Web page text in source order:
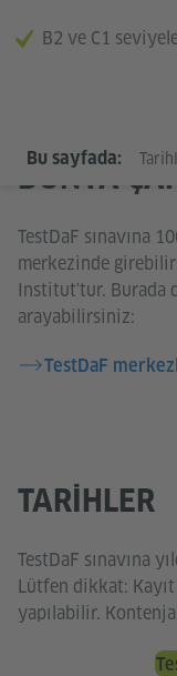
B2 ve C1
Bu sayfada:
DÜNYA
TestDaF sınavına
merkezinde
Institut'tur. Burada
arayabilirsiniz:
TestDaF
TARIHLER
TestDaF sınavına
Lütfen dikkat:
yapılabilir.